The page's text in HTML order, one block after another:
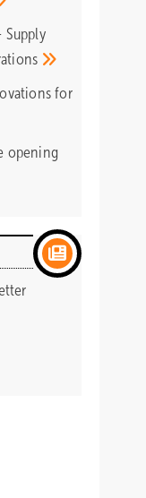
Supply
for
opening